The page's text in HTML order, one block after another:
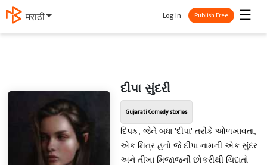
मराठी ☰
Log In Publish Free
દીપા સુંદરી
Gujarati Comedy stories
દિપક, જેને બધા 'દીપા' તરીકે ઓળખાવતા,
એક મિત્ર હતો જે દીપા નામની એક સુંદર
અને તીખા મિજાજની છોકરીથી ચિદાતો